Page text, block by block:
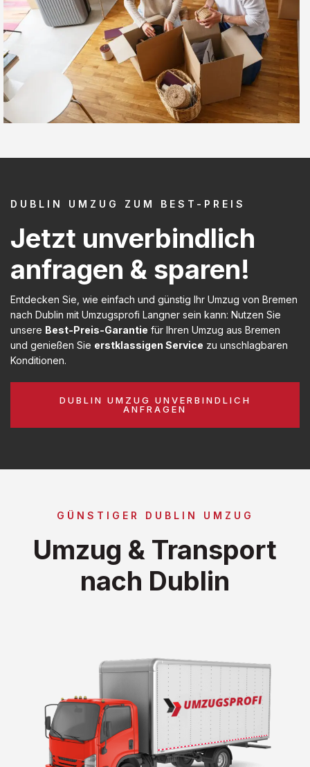
DUBLIN UMZUG ZUM BEST-PREIS
Jetzt unverbindlich
anfragen & sparen!
Entdecken Sie, wie einfach und günstig Ihr Umzug von Bremen
nach Dublin mit Umzugsprofi Langner sein kann: Nutzen Sie
unsere Best-Preis-Garantie für Ihren Umzug aus Bremen
und genießen Sie erstklassigen Service zu unschlagbaren
Konditionen.
DUBLIN UMZUG UNVERBINDLICH
ANFRAGEN
GÜNSTIGER DUBLIN UMZUG
Umzug & Transport
nach Dublin